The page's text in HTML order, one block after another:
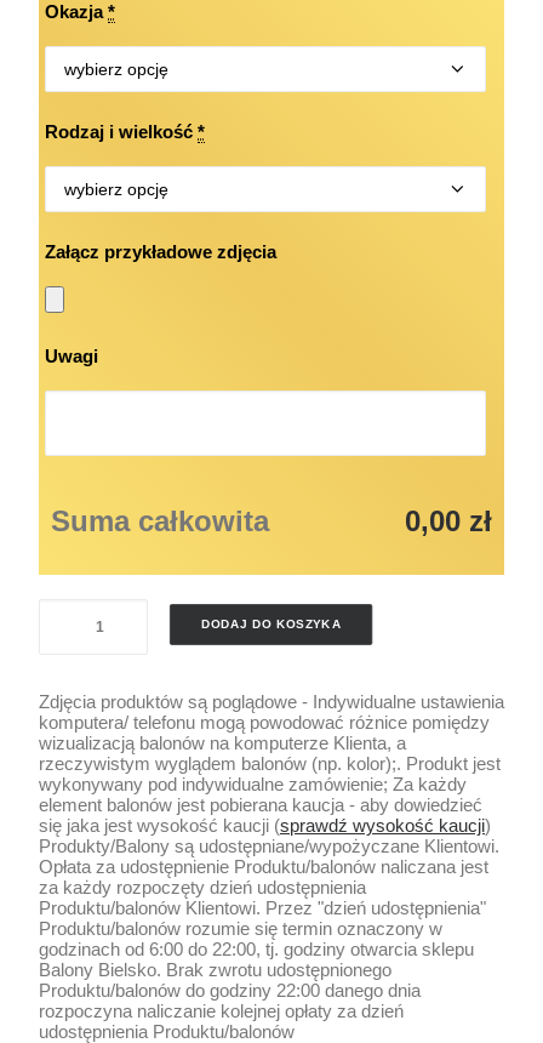
Okazja *
Rodzaj i wielkość *
Załącz przykładowe zdjęcia
Uwagi
Suma całkowita 0,00 zł
SZARFY
DODAJ DO KOSZYKA
Zdjęcia produktów są poglądowe - Indywidualne ustawienia
komputera/ telefonu mogą powodować różnice pomiędzy
wizualizacją balonów na komputerze Klienta, a
rzeczywistym wyglądem balonów (np. kolor);. Produkt jest
wykonywany pod indywidualne zamówienie; Za każdy
element balonów jest pobierana kaucja - aby dowiedzieć
się jaka jest wysokość kaucji (sprawdź wysokość kaucji)
Produkty/Balony są udostępniane/wypożyczane Klientowi.
Opłata za udostępnienie Produktu/balonów naliczana jest
za każdy rozpoczęty dzień udostępnienia
Produktu/balonów Klientowi. Przez "dzień udostępnienia"
Produktu/balonów rozumie się termin oznaczony w
godzinach od 6:00 do 22:00, tj. godziny otwarcia sklepu
Balony Bielsko. Brak zwrotu udostępnionego
Produktu/balonów do godziny 22:00 danego dnia
rozpoczyna naliczanie kolejnej opłaty za dzień
udostępnienia Produktu/balonów